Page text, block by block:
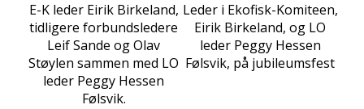
E-K leder Eirik Birkeland,
tidligere forbundsledere
Leif Sande og Olav
Støylen sammen med LO
leder Peggy Hessen
Følsvik.
Leder i Ekofisk-Komiteen,
Eirik Birkeland, og LO
leder Peggy Hessen
Følsvik, på jubileumsfest